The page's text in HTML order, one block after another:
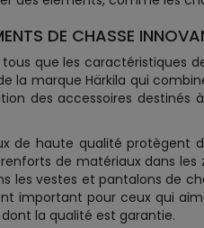
DE CHASSE
tous que les caractéristiques
la marque Härkila qui
des accessoires destinés
de haute qualité protègent
de matériaux dans
les vestes et pantalons de
important pour ceux qui
la qualité est garantie.